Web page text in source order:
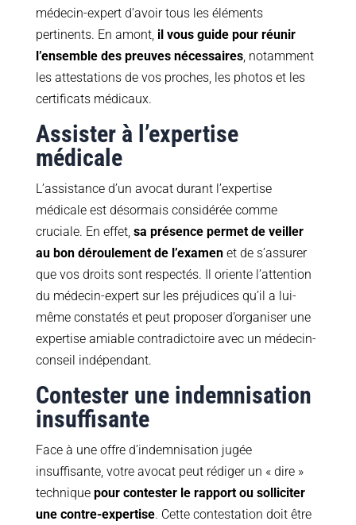
médecin-expert d’avoir tous les éléments
pertinents. En amont, il vous guide pour réunir
l’ensemble des preuves nécessaires, notamment
les attestations de vos proches, les photos et les
certificats médicaux.
Assister à l’expertise
médicale
L’assistance d’un avocat durant l’expertise
médicale est désormais considérée comme
cruciale. En effet, sa présence permet de veiller
au bon déroulement de l’examenet de s’assurer
que vos droits sont respectés. Il oriente l’attention
du médecin-expert sur les préjudices qu’il a lui-
même constatés et peut proposer d’organiser une
expertise amiable contradictoire avec un médecin-
conseil indépendant.
Contester une indemnisation
insuffisante
Face à une offre d’indemnisation jugée
insuffisante, votre avocat peut rédiger un « dire »
technique pour contester le rapport ou solliciter
une contre-expertise. Cette contestation doit être